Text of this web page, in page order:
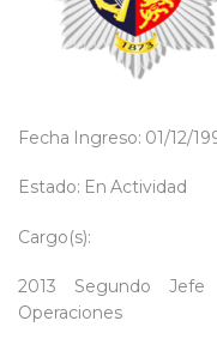
Fecha Ingreso: 01/12/
Estado: En Actividad
Cargo(s):
2013 Segundo
Operaciones